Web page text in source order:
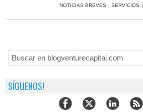
NOTICIAS BREVES | SERVICIOS |
SÍGUENOS!